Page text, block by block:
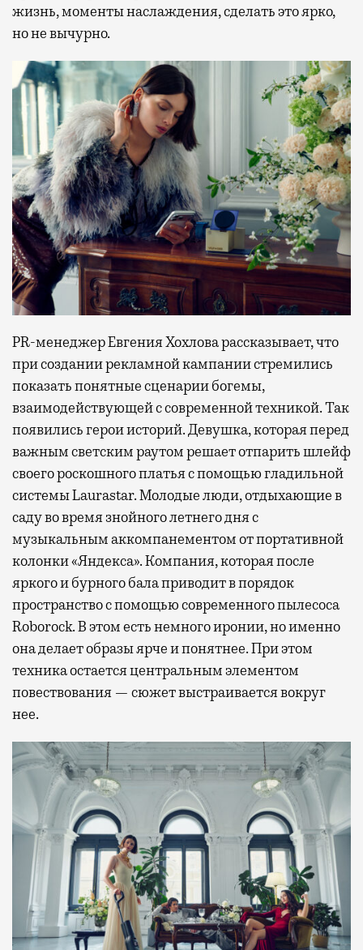
жизнь, моменты наслаждения, сделать это ярко,
но не вычурно.
PR-менеджер Евгения Хохлова рассказывает, что
при создании рекламной кампании стремились
показать понятные сценарии богемы,
взаимодействующей с современной техникой. Так
появились герои историй. Девушка, которая перед
важным светским раутом решает отпарить шлейф
своего роскошного платья с помощью гладильной
системы Laurastar. Молодые люди, отдыхающие в
саду во время знойного летнего дня с
музыкальным аккомпанементом от портативной
колонки «Яндекса». Компания, которая после
яркого и бурного бала приводит в порядок
пространство с помощью современного пылесоса
Roborock. В этом есть немного иронии, но именно
она делает образы ярче и понятнее. При этом
техника остается центральным элементом
повествования — сюжет выстраивается вокруг
нее.